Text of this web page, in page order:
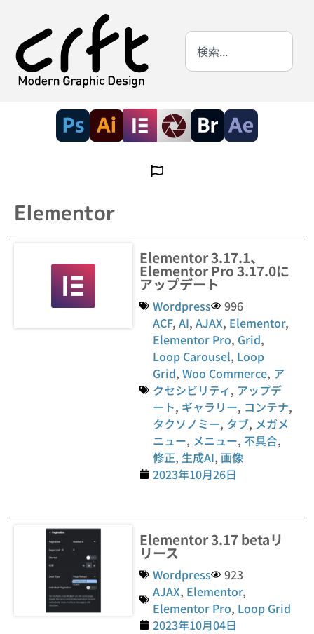
Elementor
Elementor 3.17.1、
Elementor Pro 3.17.0に
アップデート
Wordpress
996
ACF,AI,AJAX, Elementor,
Elementor Pro, Grid,
Loop Carousel, Loop
Grid,Woo Commerce, ア
クセシビリティ, アップデ
ート, ギャラリー, コンテナ,
タクソノミー, タブ, メガメ
ニュー, メニュー, 不具合,
修正, 生成AI, 画像
2023年10月26日
Elementor 3.17 betaリ
リース
Wordpress
923
AJAX, Elementor,
Elementor Pro, Loop Grid
2023年10月04日